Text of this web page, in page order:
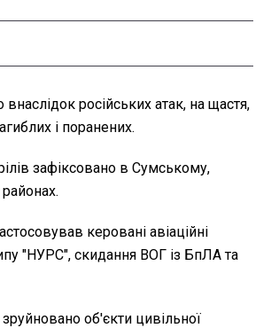
внаслідок російських атак, на щастя,
і поранених.
зафіксовано в Сумському,
керовані авіаційні
"НУРС", скидання ВОГ із БпЛА та
об'єкти цивільної